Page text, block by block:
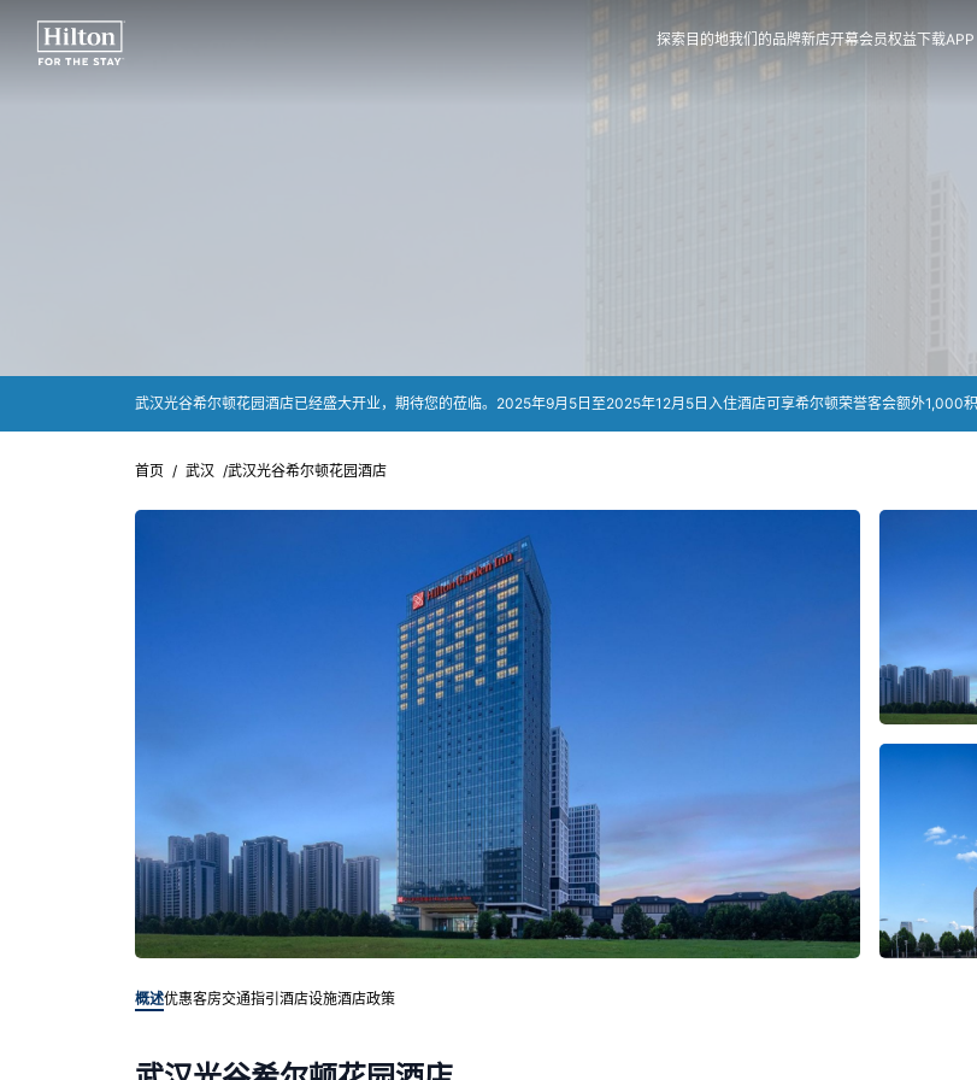
探索目的地我们的品牌新店开幕会员权益下载APP
武汉光谷希尔顿花园酒店已经盛大开业，期待您的莅临。2025年9月5日至2025年12月5日入住酒店可享希尔顿荣誉客会额外1,000
首页 / 武汉 /武汉光谷希尔顿花园酒店
概述优惠客房交通指引 酒店设施酒店政策